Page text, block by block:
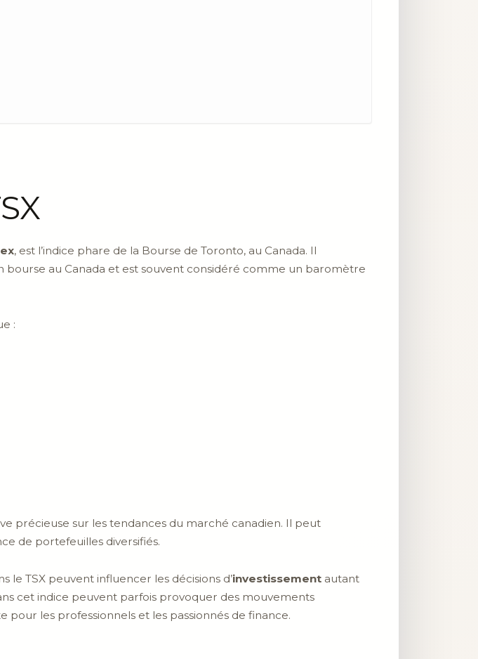
, est l’indice phare de la Bourse de Toronto, au Canada. Il
au Canada et est souvent considéré comme un baromètre
:
précieuse sur les tendances du marché canadien. Il peut
de portefeuilles diversifiés.
le TSX peuvent influencer les décisions d’investissement autant
cet indice peuvent parfois provoquer des mouvements
les professionnels et les passionnés de finance.